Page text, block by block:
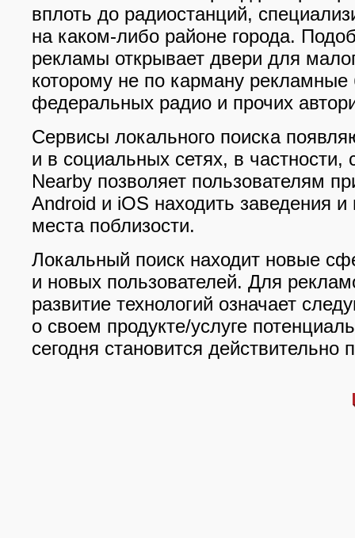
вплоть до радиостанций,
на каком-либо районе города.
рекламы открывает двери для
которому не по карману
федеральных радио и прочих
Сервисы локального поиска
и в социальных сетях, в частности,
Nearby позволяет пользователям
Android и iOS находить заведения
места поблизости.
Локальный поиск находит новые
и новых пользователей. Для
развитие технологий означает
о своем продукте/услуге
сегодня становится действительно